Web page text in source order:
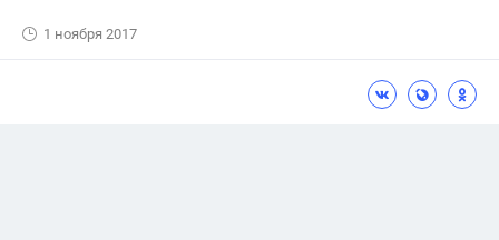
1 ноября 2017